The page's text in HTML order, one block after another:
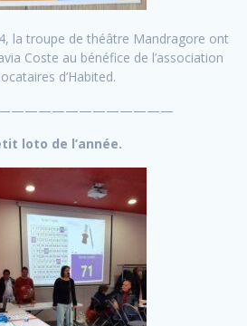
la troupe de théâtre Mandragore ont
Coste au bénéfice de l’association
d’Habited.
loto de l’année.